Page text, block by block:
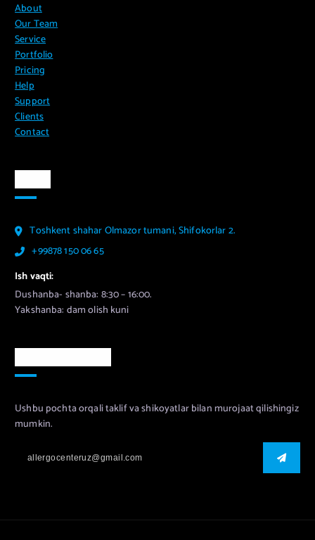
About
Our Team
Service
Portfolio
Pricing
Help
Support
Clients
Contact
Toshkent shahar Olmazor tumani, Shifokorlar 2.
+99878 150 06 65
Ish vaqti:
Dushanba- shanba: 8:30 – 16:00.
Yakshanba: dam olish kuni
Ushbu pochta orqali taklif va shikoyatlar bilan murojaat qilishingiz
mumkin.